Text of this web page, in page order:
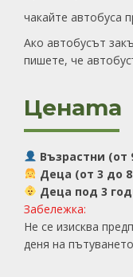
чакайте автобуса
Ако автобусът
пишете, че
Цената
Възрастни (от
Деца (от 3 до
Деца под 3
Забележка:
Не се изисква
деня на